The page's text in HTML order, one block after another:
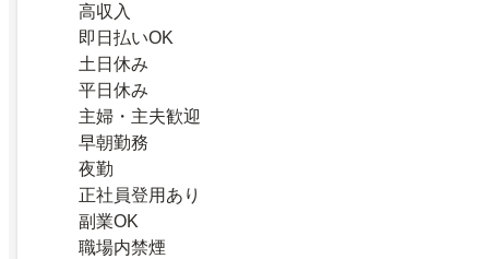
高収入
即日払いOK
土日休み
平日休み
主婦・主夫歓迎
早朝勤務
夜勤
正社員登用あり
副業OK
職場内禁煙